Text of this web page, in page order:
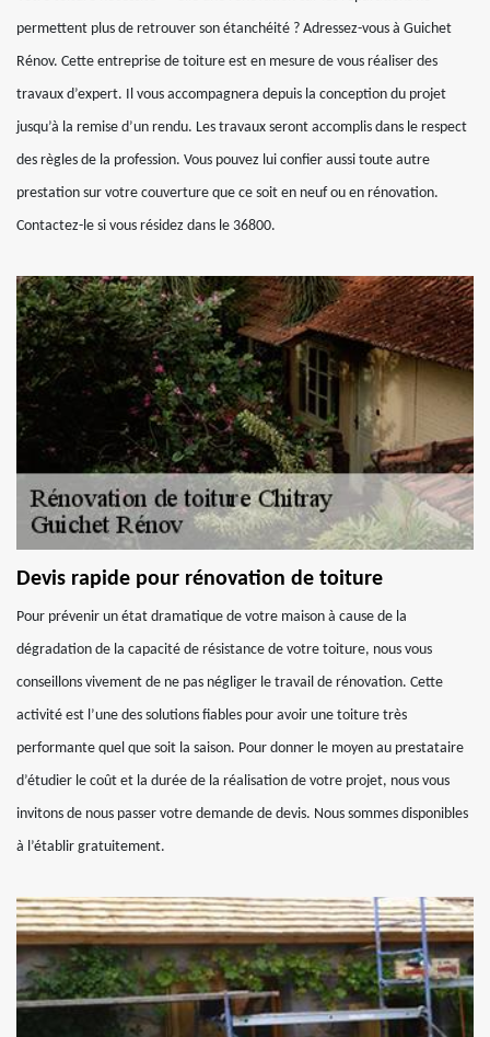
permettent plus de retrouver son étanchéité ? Adressez-vous à Guichet
Rénov. Cette entreprise de toiture est en mesure de vous réaliser des
travaux d’expert. Il vous accompagnera depuis la conception du projet
jusqu’à la remise d’un rendu. Les travaux seront accomplis dans le respect
des règles de la profession. Vous pouvez lui confier aussi toute autre
prestation sur votre couverture que ce soit en neuf ou en rénovation.
Contactez-le si vous résidez dans le 36800.
Devis rapide pour rénovation de toiture
Pour prévenir un état dramatique de votre maison à cause de la
dégradation de la capacité de résistance de votre toiture, nous vous
conseillons vivement de ne pas négliger le travail de rénovation. Cette
activité est l’une des solutions fiables pour avoir une toiture très
performante quel que soit la saison. Pour donner le moyen au prestataire
d’étudier le coût et la durée de la réalisation de votre projet, nous vous
invitons de nous passer votre demande de devis. Nous sommes disponibles
à l’établir gratuitement.